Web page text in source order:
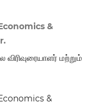
&
மற்றும்
&